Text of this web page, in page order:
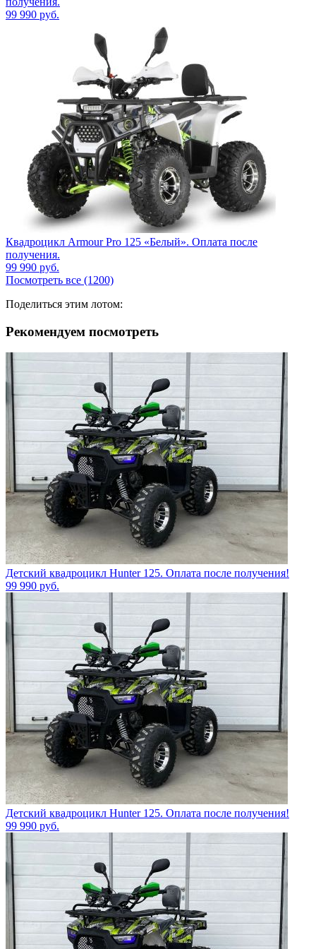
99 990 руб.
Квадроцикл Armour Pro 125 «Белый». Оплата после
получения.
99 990 руб.
Посмотреть все (1200)
Поделиться этим лотом:
Рекомендуем посмотреть
Детский квадроцикл Hunter 125. Оплата после получения!
99 990 руб.
Детский квадроцикл Hunter 125. Оплата после получения!
99 990 руб.